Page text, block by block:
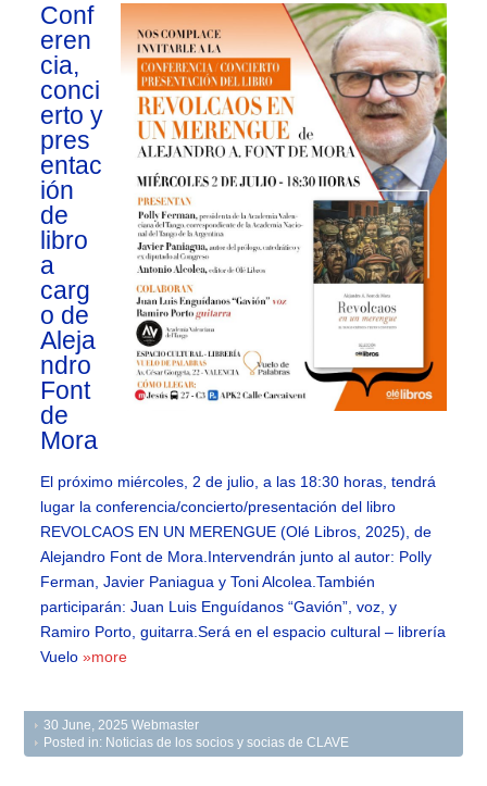
Conf
eren
cia,
conci
erto y
pres
entac
ión
de
libro
a
carg
o de
Aleja
ndro
Font
de
Mora
El próximo miércoles, 2 de julio, a las 18:30 horas, tendrá
lugar la conferencia/concierto/presentación del libro
REVOLCAOS EN UN MERENGUE (Olé Libros, 2025), de
Alejandro Font de Mora.Intervendrán junto al autor: Polly
Ferman, Javier Paniagua y Toni Alcolea.También
participarán: Juan Luis Enguídanos “Gavión”, voz, y
Ramiro Porto, guitarra.Será en el espacio cultural – librería
Vuelo»more
30 June, 2025 Webmaster
Posted in: Noticias de los socios y socias de CLAVE